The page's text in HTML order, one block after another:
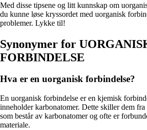
Med disse tipsene og litt kunnskap om
du kunne løse kryssordet med uorganisk
problemer. Lykke til!
Synonymer for
FORBINDELSE
Hva er en uorganisk forbindelse?
En uorganisk forbindelse er en kjemisk
inneholder karbonatomer. Dette skiller dem
som består av karbonatomer og ofte er
materiale.